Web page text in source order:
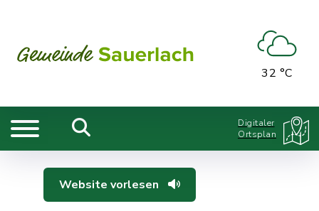
32 °C
Digitaler
Ortsplan
Website vorlesen